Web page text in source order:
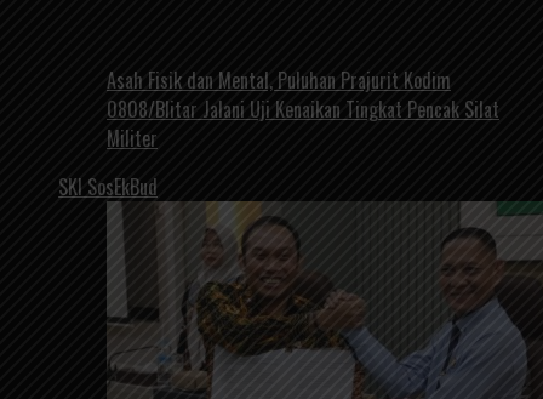
Asah Fisik dan Mental, Puluhan Prajurit Kodim
0808/Blitar Jalani Uji Kenaikan Tingkat Pencak Silat
Militer
SKI SosEkBud